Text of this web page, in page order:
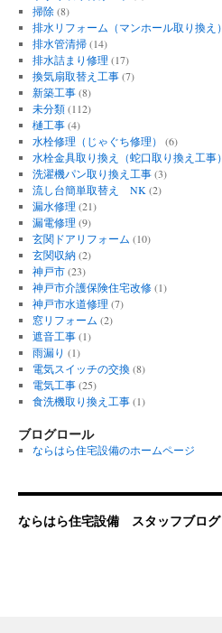
掃除(8)
排水リフォーム（マンホール取り換え）
排水管清掃(14)
排水詰まり修理 (17)
換気扇取替え工事(7)
新築工事(8)
未分類(112)
樋工事(4)
水栓修理（じゃぐち修理）
(6)
水栓金具取り換え（蛇口取り換え工事）
洗濯機パン取り換え工事(3)
流し台簡単取替え NK (2)
漏水修理 (21)
漏電修理 (9)
玄関ドアリフォーム (10)
玄関収納(2)
神戸市(23)
神戸市介護保険住宅改修(1)
神戸市水道修理 (7)
窓リフォーム (2)
遮音工事(1)
雨漏り (1)
電気スイッチの交換(8)
電気工事(25)
食洗機取り換え工事(1)
ブログロール
ならはら住宅設備のホームページ
ならはら住宅設備 スタッフブログ